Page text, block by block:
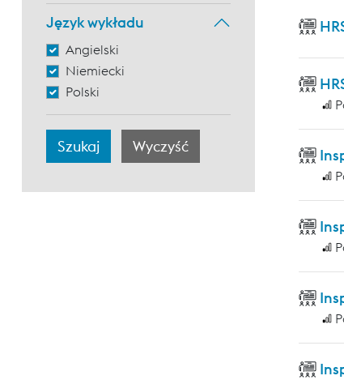
Język wykładu
Angielski
Niemiecki
Polski